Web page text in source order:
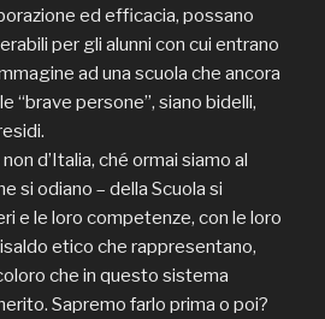
ed efficacia, possano
per gli alunni con cui entrano
ad una scuola che ancora
“brave persone”, siano bidelli,
d’Italia, ché ormai siamo al
si odiano – della Scuola si
e le loro competenze, con le loro
etico che rappresentano,
che in questo sistema
Sapremo farlo prima o poi?